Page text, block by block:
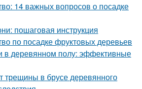
14 важных вопросов о посадке
пошаговая инструкция
по посадке фруктовых деревьев
в деревянном полу: эффективные
трещины в брусе деревянного